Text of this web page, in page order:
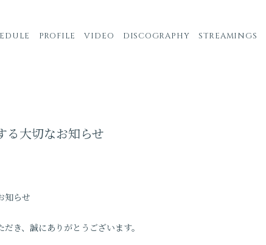
PROFILE VIDEO DISCOGRAPHY STREAMINGS
る大切なお知らせ
知らせ
き、誠にありがとうございます。